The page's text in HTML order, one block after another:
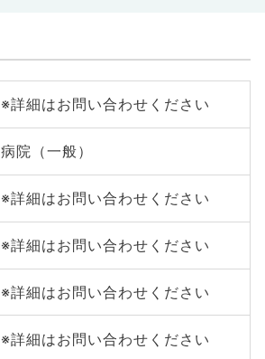
※詳細はお問い合わせください
病院（一般）
※詳細はお問い合わせください
※詳細はお問い合わせください
※詳細はお問い合わせください
※詳細はお問い合わせください